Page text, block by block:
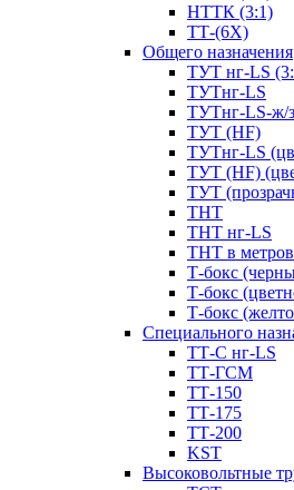
НТТК (3:1)
ТТ-(6Х)
Общего назначения
ТУТ нг-LS
ТУТнг-LS
ТУТнг-LS-ж/з
ТУТ (HF)
ТУТнг-LS
ТУТ (HF)
ТУТ
ТНТ
ТНТ нг-LS
ТНТ в
Т-бокс
Т-бокс
Т-бокс
Специального
ТТ-С нг-LS
ТТ-ГСМ
ТТ-150
ТТ-175
ТТ-200
KST
Высоковольтные